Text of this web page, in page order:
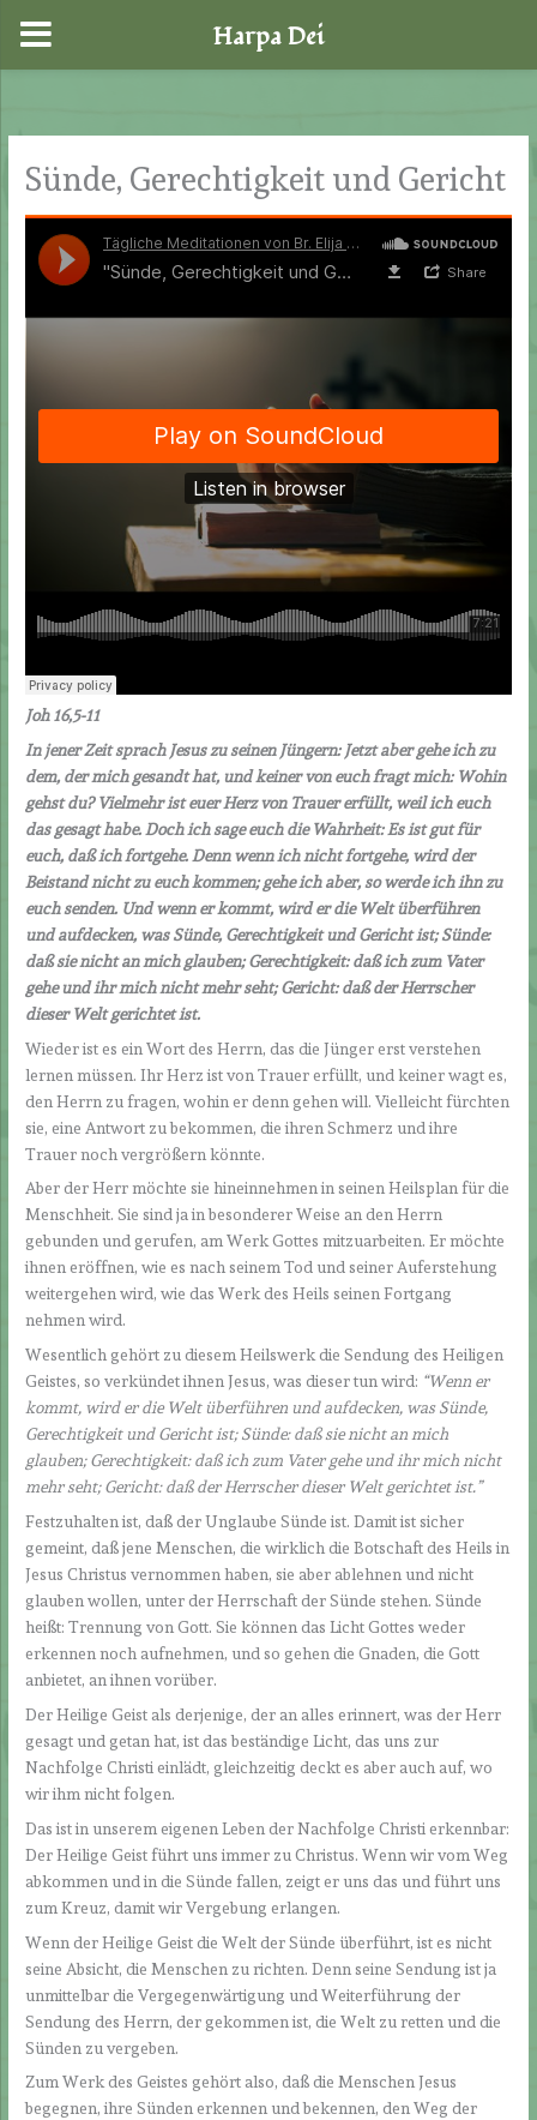
springen
Sünde, Gerechtigkeit und Gericht
Joh 16,5-11
In jener Zeit sprach Jesus zu seinen Jüngern: Jetzt aber gehe ich zu
dem, der mich gesandt hat, und keiner von euch fragt mich: Wohin
gehst du? Vielmehr ist euer Herz von Trauer erfüllt, weil ich euch
das gesagt habe. Doch ich sage euch die Wahrheit: Es ist gut für
euch, daß ich fortgehe. Denn wenn ich nicht fortgehe, wird der
Beistand nicht zu euch kommen; gehe ich aber, so werde ich ihn zu
euch senden. Und wenn er kommt, wird er die Welt überführen
und aufdecken, was Sünde, Gerechtigkeit und Gericht ist; Sünde:
daß sie nicht an mich glauben; Gerechtigkeit: daß ich zum Vater
gehe und ihr mich nicht mehr seht; Gericht: daß der Herrscher
dieser Welt gerichtet ist.
Wieder ist es ein Wort des Herrn, das die Jünger erst verstehen
lernen müssen. Ihr Herz ist von Trauer erfüllt, und keiner wagt es,
den Herrn zu fragen, wohin er denn gehen will. Vielleicht fürchten
sie, eine Antwort zu bekommen, die ihren Schmerz und ihre
Trauer noch vergrößern könnte.
Aber der Herr möchte sie hineinnehmen in seinen Heilsplan für die
Menschheit. Sie sind ja in besonderer Weise an den Herrn
gebunden und gerufen, am Werk Gottes mitzuarbeiten. Er möchte
ihnen eröffnen, wie es nach seinem Tod und seiner Auferstehung
weitergehen wird, wie das Werk des Heils seinen Fortgang
nehmen wird.
Wesentlich gehört zu diesem Heilswerk die Sendung des Heiligen
Geistes, so verkündet ihnen Jesus, was dieser tun wird: “Wenn er
kommt, wird er die Welt überführen und aufdecken, was Sünde,
Gerechtigkeit und Gericht ist; Sünde: daß sie nicht an mich
glauben; Gerechtigkeit: daß ich zum Vater gehe und ihr mich nicht
mehr seht; Gericht: daß der Herrscher dieser Welt gerichtet ist.”
Festzuhalten ist, daß der Unglaube Sünde ist. Damit ist sicher
gemeint, daß jene Menschen, die wirklich die Botschaft des Heils in
Jesus Christus vernommen haben, sie aber ablehnen und nicht
glauben wollen, unter der Herrschaft der Sünde stehen. Sünde
heißt: Trennung von Gott. Sie können das Licht Gottes weder
erkennen noch aufnehmen, und so gehen die Gnaden, die Gott
anbietet, an ihnen vorüber.
Der Heilige Geist als derjenige, der an alles erinnert, was der Herr
gesagt und getan hat, ist das beständige Licht, das uns zur
Nachfolge Christi einlädt, gleichzeitig deckt es aber auch auf, wo
wir ihm nicht folgen.
Das ist in unserem eigenen Leben der Nachfolge Christi erkennbar:
Der Heilige Geist führt uns immer zu Christus. Wenn wir vom Weg
abkommen und in die Sünde fallen, zeigt er uns das und führt uns
zum Kreuz, damit wir Vergebung erlangen.
Wenn der Heilige Geist die Welt der Sünde überführt, ist es nicht
seine Absicht, die Menschen zu richten. Denn seine Sendung ist ja
unmittelbar die Vergegenwärtigung und Weiterführung der
Sendung des Herrn, der gekommen ist, die Welt zu retten und die
Sünden zu vergeben.
Zum Werk des Geistes gehört also, daß die Menschen Jesus
begegnen, ihre Sünden erkennen und bekennen, den Weg der
Harpa Dei